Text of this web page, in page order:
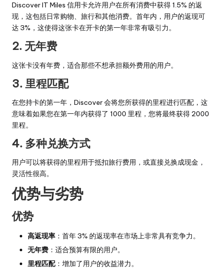
Discover IT Miles 信用卡允许用户在所有消费中获得 1.5% 的返
现，这包括日常购物、旅行和其他消费。首年内，用户的返现可
达 3%，这使得这张卡在开卡的第一年非常有吸引力。
2. 无年费
这张卡没有年费，适合那些不想承担额外费用的用户。
3. 里程匹配
在您持卡的第一年，Discover 会将您所获得的里程进行匹配，这
意味着如果您在第一年内获得了 1000 里程，您将最终获得 2000
里程。
4. 多种兑换方式
用户可以将获得的里程用于抵扣旅行费用，或直接兑换成现金，
灵活性很高。
优势与劣势
优势
高返现率 ：首年 3% 的返现率在市场上非常具有竞争力。
无年费 ：适合预算有限的用户。
里程匹配：增加了用户的收益潜力。